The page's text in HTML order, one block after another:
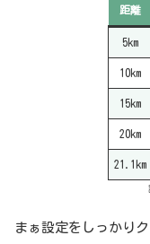
距離
5km
10km
15km
20km
21.1km
まぁ設定をしっかり